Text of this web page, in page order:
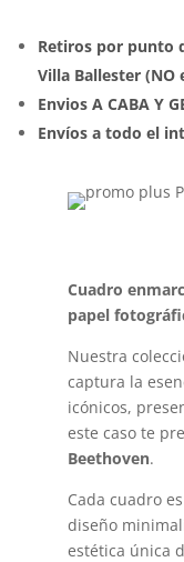
Retiros por punto
Villa Ballester (NO
Envios A CABA Y
Envíos a todo el
Cuadro
papel
Nuestra
captura la
icónicos,
este caso te
Beethoven.
Cada cuadro
diseño
estética única